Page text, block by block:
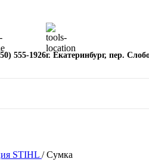
555-1926г. Екатеринбург, пер.
STIHL / Сумка